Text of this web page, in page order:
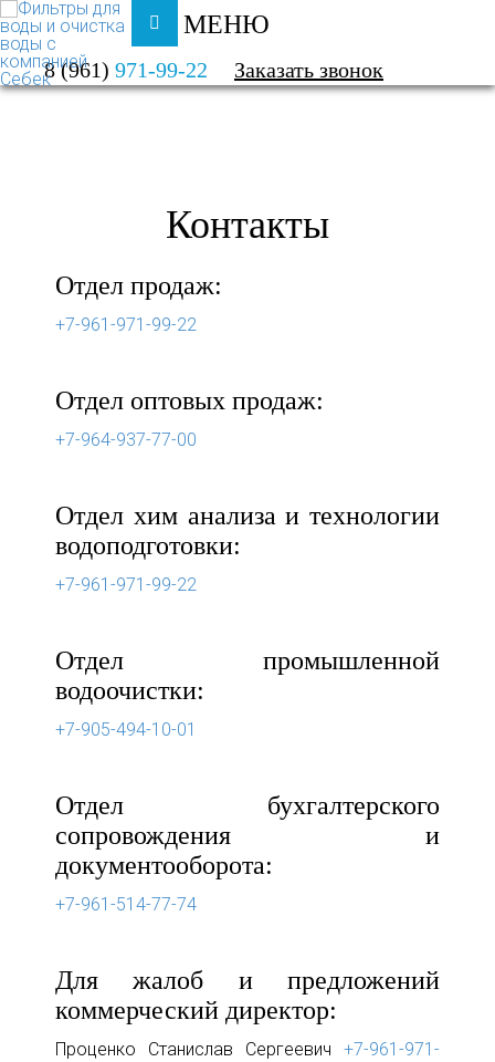
МЕНЮ
8 (961) 971-99-22 Заказать звонок
ФИЛЬТРЫ ДЛЯ ВОДЫ И ОЧИСТКА ВОДЫ
О КОМПАНИИ
КОНТАКТЫ
Контакты
Отдел продаж:
+7-961-971-99-22
Отдел оптовых продаж:
+7-964-937-77-00
Отдел хим анализа и технологии
водоподготовки:
+7-961-971-99-22
Отдел промышленной
водоочистки:
+7-905-494-10-01
Отдел бухгалтерского
сопровождения и
документооборота:
+7-961-514-77-74
Для жалоб и предложений
коммерческий директор:
Проценко Станислав Сергеевич +7-961-971-